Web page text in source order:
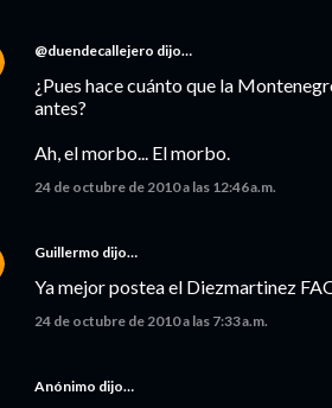
@duendecallejero dijo…
¿Pues hace cuánto que la
antes?
Ah, el morbo... El morbo.
24 de octubre de 2010 a las 12:46 a.m.
Guillermo dijo…
Ya mejor postea el Diezmartinez
24 de octubre de 2010 a las 7:33 a.m.
Anónimo dijo…